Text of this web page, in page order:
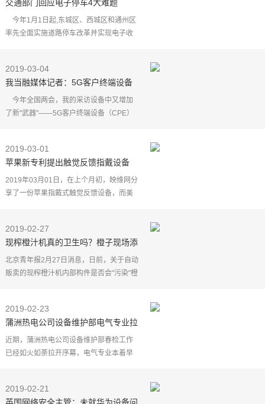
交通部门回应电子停车4大难题
今年1月1日起,东城区、西城区和通州区
率先全面实施道路停车改革并实现电子收
现象有所减少，但
2019-03-04
我当融媒体记者：5G客户终端设备
派上用场
今年全国两会，我的采访设备中又增加
了新"武器"——5G客户终端设备（CPE）
户。
人民日报
2019-03-01
苹果新专利提出触觉反馈指戴设备
支持虚拟键盘操作
2019年03月01日，在上个月初，映维网分
享了一份苹果指戴式触觉反馈设备，而美
情景。
下一
2019-02-27
现榨橙汁机真的卫生吗？橙子现场添
加，机器内无清洗设备
北京青年报2月27日消息，日前，关于自动
贩卖的现榨橙汁机内部构件是否会"污染"橙
的食品是否符合
2019-02-23
蒲洲热电公司设备维护部电气专业拉
开春检序幕
近期，蒲洲热电公司设备维护部春检工作
已经如火如荼拉开序幕，电气专业本着早
做好事故预想， 严
2019-02-21
英国网络安全主管：未就华为设备问